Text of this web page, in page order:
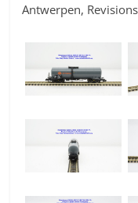
Antwerpen,